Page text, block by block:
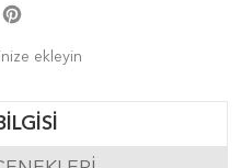
Twitter
ekleyin